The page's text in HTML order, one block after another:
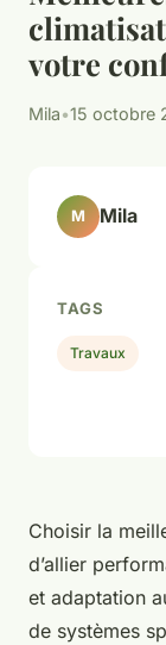
votre
Mila•15 octobre
Choisir la
d’allier
et adaptation
de systèmes
M Mila
TAGS
Travaux